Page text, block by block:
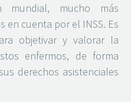
mundial, mucho más
en cuenta por el INSS. Es
objetivar y valorar la
enfermos, de forma
derechos asistenciales